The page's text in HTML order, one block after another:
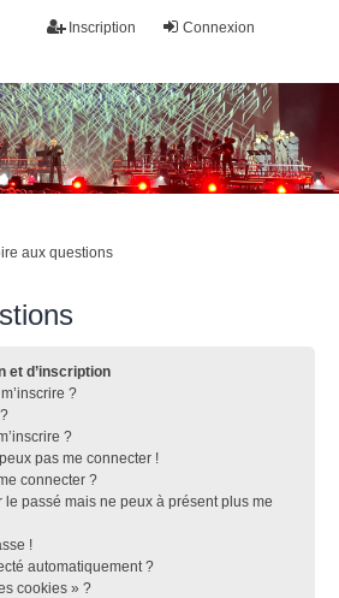
Connexion
Inscription
aux questions
et d’inscription
?
?
pas me connecter !
connecter ?
le passé mais ne peux à présent plus me
!
automatiquement ?
cookies » ?